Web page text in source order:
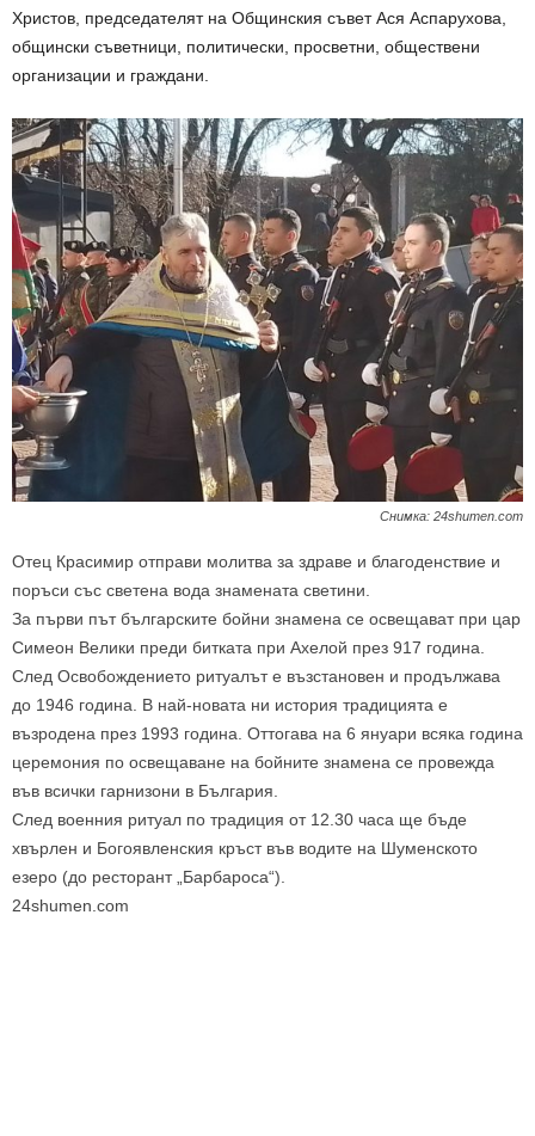
Христов, председателят на Общинския съвет Ася Аспарухова,
общински съветници, политически, просветни, обществени
организации и граждани.
Снимка: 24shumen.com
Отец Красимир отправи молитва за здраве и благоденствие и
поръси със светена вода знамената светини.
За първи път българските бойни знамена се освещават при цар
Симеон Велики преди битката при Ахелой през 917 година.
След Освобождението ритуалът е възстановен и продължава
до 1946 година. В най-новата ни история традицията е
възродена през 1993 година. Оттогава на 6 януари всяка година
церемония по освещаване на бойните знамена се провежда
във всички гарнизони в България.
След военния ритуал по традиция от 12.30 часа ще бъде
хвърлен и Богоявленския кръст във водите на Шуменското
езеро (до ресторант „Барбароса“).
24shumen.com